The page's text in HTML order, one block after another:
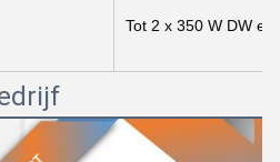
Tot 2 x 350 W DW en